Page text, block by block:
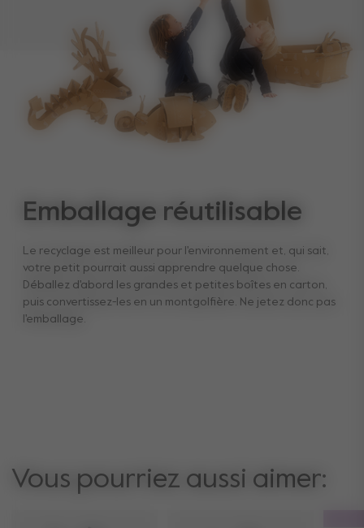
Emballage réutilisable
Le recyclage est meilleur pour l'environnement et, qui sait,
votre petit pourrait aussi apprendre quelque chose.
Déballez d'abord les grandes et petites boîtes en carton,
puis convertissez-les en un montgolfière. Ne jetez donc pas
l'emballage.
Vous pourriez aussi aimer: